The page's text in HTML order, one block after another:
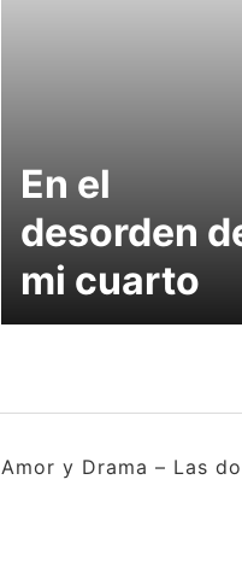
En el
desorden
mi cuarto
Amor y Drama – Las